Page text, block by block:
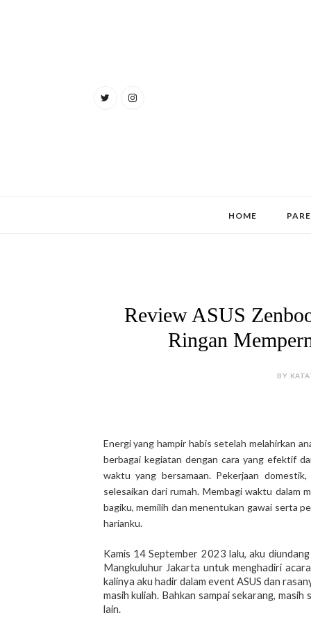
HOME
Review ASUS
Ringan
BY
Energi yang hampir habis setelah melahirkan
berbagai kegiatan dengan cara yang efektif
waktu yang bersamaan. Pekerjaan
selesaikan dari rumah. Membagi waktu
bagiku, memilih dan menentukan gawai serta
harianku.
Kamis 14 September 2023 lalu, aku
Mangkuluhur Jakarta untuk menghadiri
kalinya aku hadir dalam event ASUS dan
masih kuliah. Bahkan sampai sekarang,
lain.